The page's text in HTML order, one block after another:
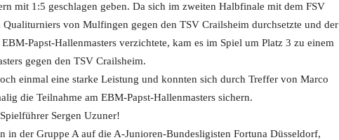
mit 1:5 geschlagen geben. Da sich im zweiten Halbfinale mit dem FSV
Qualiturniers von Mulfingen gegen den TSV Crailsheim durchsetzte und der
Papst-Hallenmasters verzichtete, kam es im Spiel um Platz 3 zu einem
gegen den TSV Crailsheim.
einmal eine starke Leistung und konnten sich durch Treffer von Marco
die Teilnahme am EBM-Papst-Hallenmasters sichern.
Sergen Uzuner!
in der Gruppe A auf die A-Junioren-Bundesligisten Fortuna Düsseldorf,